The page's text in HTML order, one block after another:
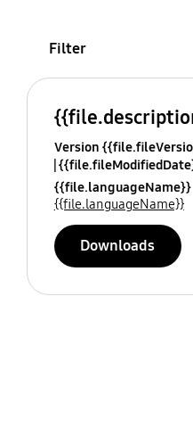
Filter
Version
{{file.languageName}}
{{file.languageName}}
Downloads